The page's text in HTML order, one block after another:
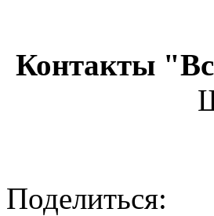
Контакты
Поделиться: